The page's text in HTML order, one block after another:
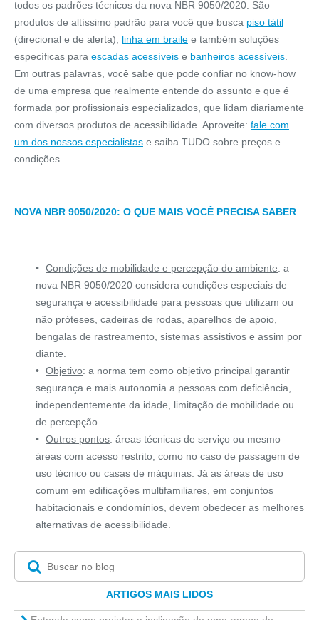
todos os padrões técnicos da nova NBR 9050/2020. São
produtos de altíssimo padrão para você que busca piso tátil
(direcional e de alerta), linha em braile e também soluções
específicas para escadas acessíveis e banheiros acessíveis
Em outras palavras, você sabe que pode confiar no know-how
de uma empresa que realmente entende do assunto e que é
formada por profissionais especializados, que lidam diariamente
com diversos produtos de acessibilidade. Aproveite: fale com
um dos nossos especialistas e saiba TUDO sobre preços e
condições.
NOVA NBR 9050/2020: O QUE MAIS VOCÊ PRECISA SABER
Condições de mobilidade e percepção do ambiente: a
nova NBR 9050/2020 considera condições especiais de
segurança e acessibilidade para pessoas que utilizam ou
não próteses, cadeiras de rodas, aparelhos de apoio,
bengalas de rastreamento, sistemas assistivos e assim por
diante.
Objetivo: a norma tem como objetivo principal garantir
segurança e mais autonomia a pessoas com deficiência,
independentemente da idade, limitação de mobilidade ou
de percepção.
Outros pontos: áreas técnicas de serviço ou mesmo
áreas com acesso restrito, como no caso de passagem de
uso técnico ou casas de máquinas. Já as áreas de uso
comum em edificações multifamiliares, em conjuntos
habitacionais e condomínios, devem obedecer as melhores
alternativas de acessibilidade.
ARTIGOS MAIS LIDOS